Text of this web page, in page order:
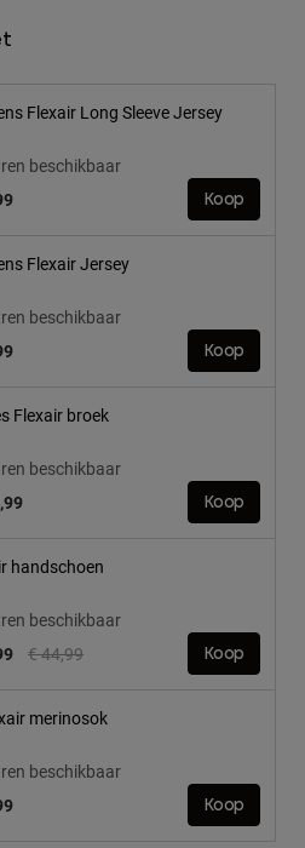
Flexair Long Sleeve Jersey
beschikbaar
Koop
Flexair Jersey
beschikbaar
Koop
Flexair broek
beschikbaar
Koop
handschoen
beschikbaar
Price reduced from
€ 44,99to Koop
merinosok
beschikbaar
Koop